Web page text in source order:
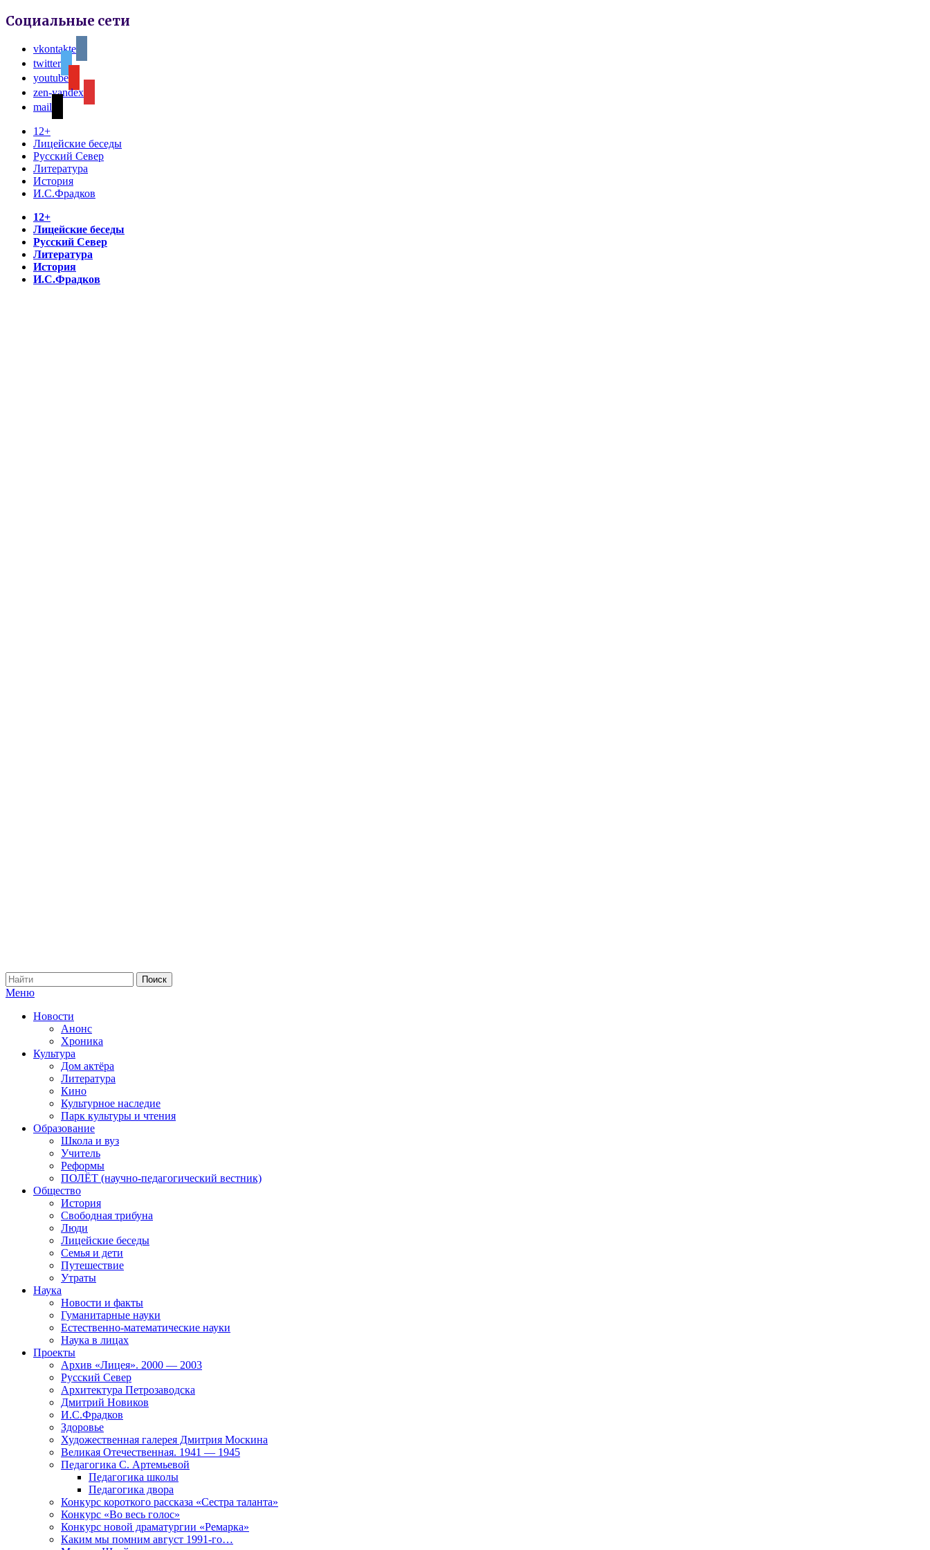
Социальные сети
vkontakte
twitter
youtube
zen-yandex
mail
12+
Лицейские беседы
Русский Север
Литература
История
И.С.Фрадков
12+
Лицейские беседы
Русский Север
Литература
История
И.С.Фрадков
Меню
Новости
Анонс
Хроника
Культура
Дом актёра
Литература
Кино
Культурное наследие
Парк культуры и чтения
Образование
Школа и вуз
Учитель
Реформы
ПОЛЁТ (научно-педагогический вестник)
Общество
История
Свободная трибуна
Люди
Лицейские беседы
Семья и дети
Путешествие
Утраты
Наука
Новости и факты
Гуманитарные науки
Естественно-математические науки
Наука в лицах
Проекты
Архив «Лицея». 2000 — 2003
Русский Север
Архитектура Петрозаводска
Дмитрий Новиков
И.С.Фрадков
Здоровье
Художественная галерея Дмитрия Москина
Великая Отечественная. 1941 — 1945
Педагогика С. Артемьевой
Педагогика школы
Педагогика двора
Конкурс короткого рассказа «Сестра таланта»
Конкурс «Во весь голос»
Конкурс новой драматургии «Ремарка»
Каким мы помним август 1991-го…